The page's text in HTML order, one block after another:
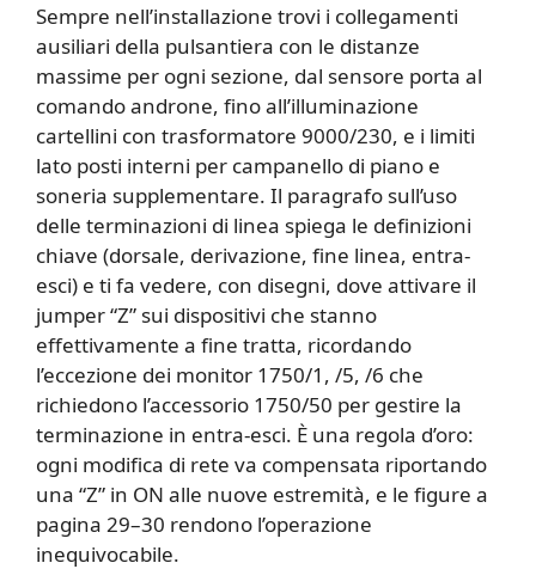
Sempre nell’installazione trovi i collegamenti
ausiliari della pulsantiera con le distanze
massime per ogni sezione, dal sensore porta al
comando androne, fino all’illuminazione
cartellini con trasformatore 9000/230, e i limiti
lato posti interni per campanello di piano e
soneria supplementare. Il paragrafo sull’uso
delle terminazioni di linea spiega le definizioni
chiave (dorsale, derivazione, fine linea, entra-
esci) e ti fa vedere, con disegni, dove attivare il
jumper “Z” sui dispositivi che stanno
effettivamente a fine tratta, ricordando
l’eccezione dei monitor 1750/1, /5, /6 che
richiedono l’accessorio 1750/50 per gestire la
terminazione in entra-esci. È una regola d’oro:
ogni modifica di rete va compensata riportando
una “Z” in ON alle nuove estremità, e le figure a
pagina 29–30 rendono l’operazione
inequivocabile.